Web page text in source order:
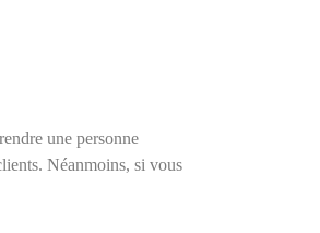
une personne
Néanmoins, si vous